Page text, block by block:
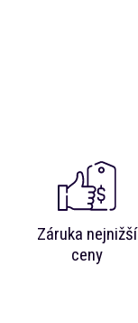
Záruka nejnižší
ceny